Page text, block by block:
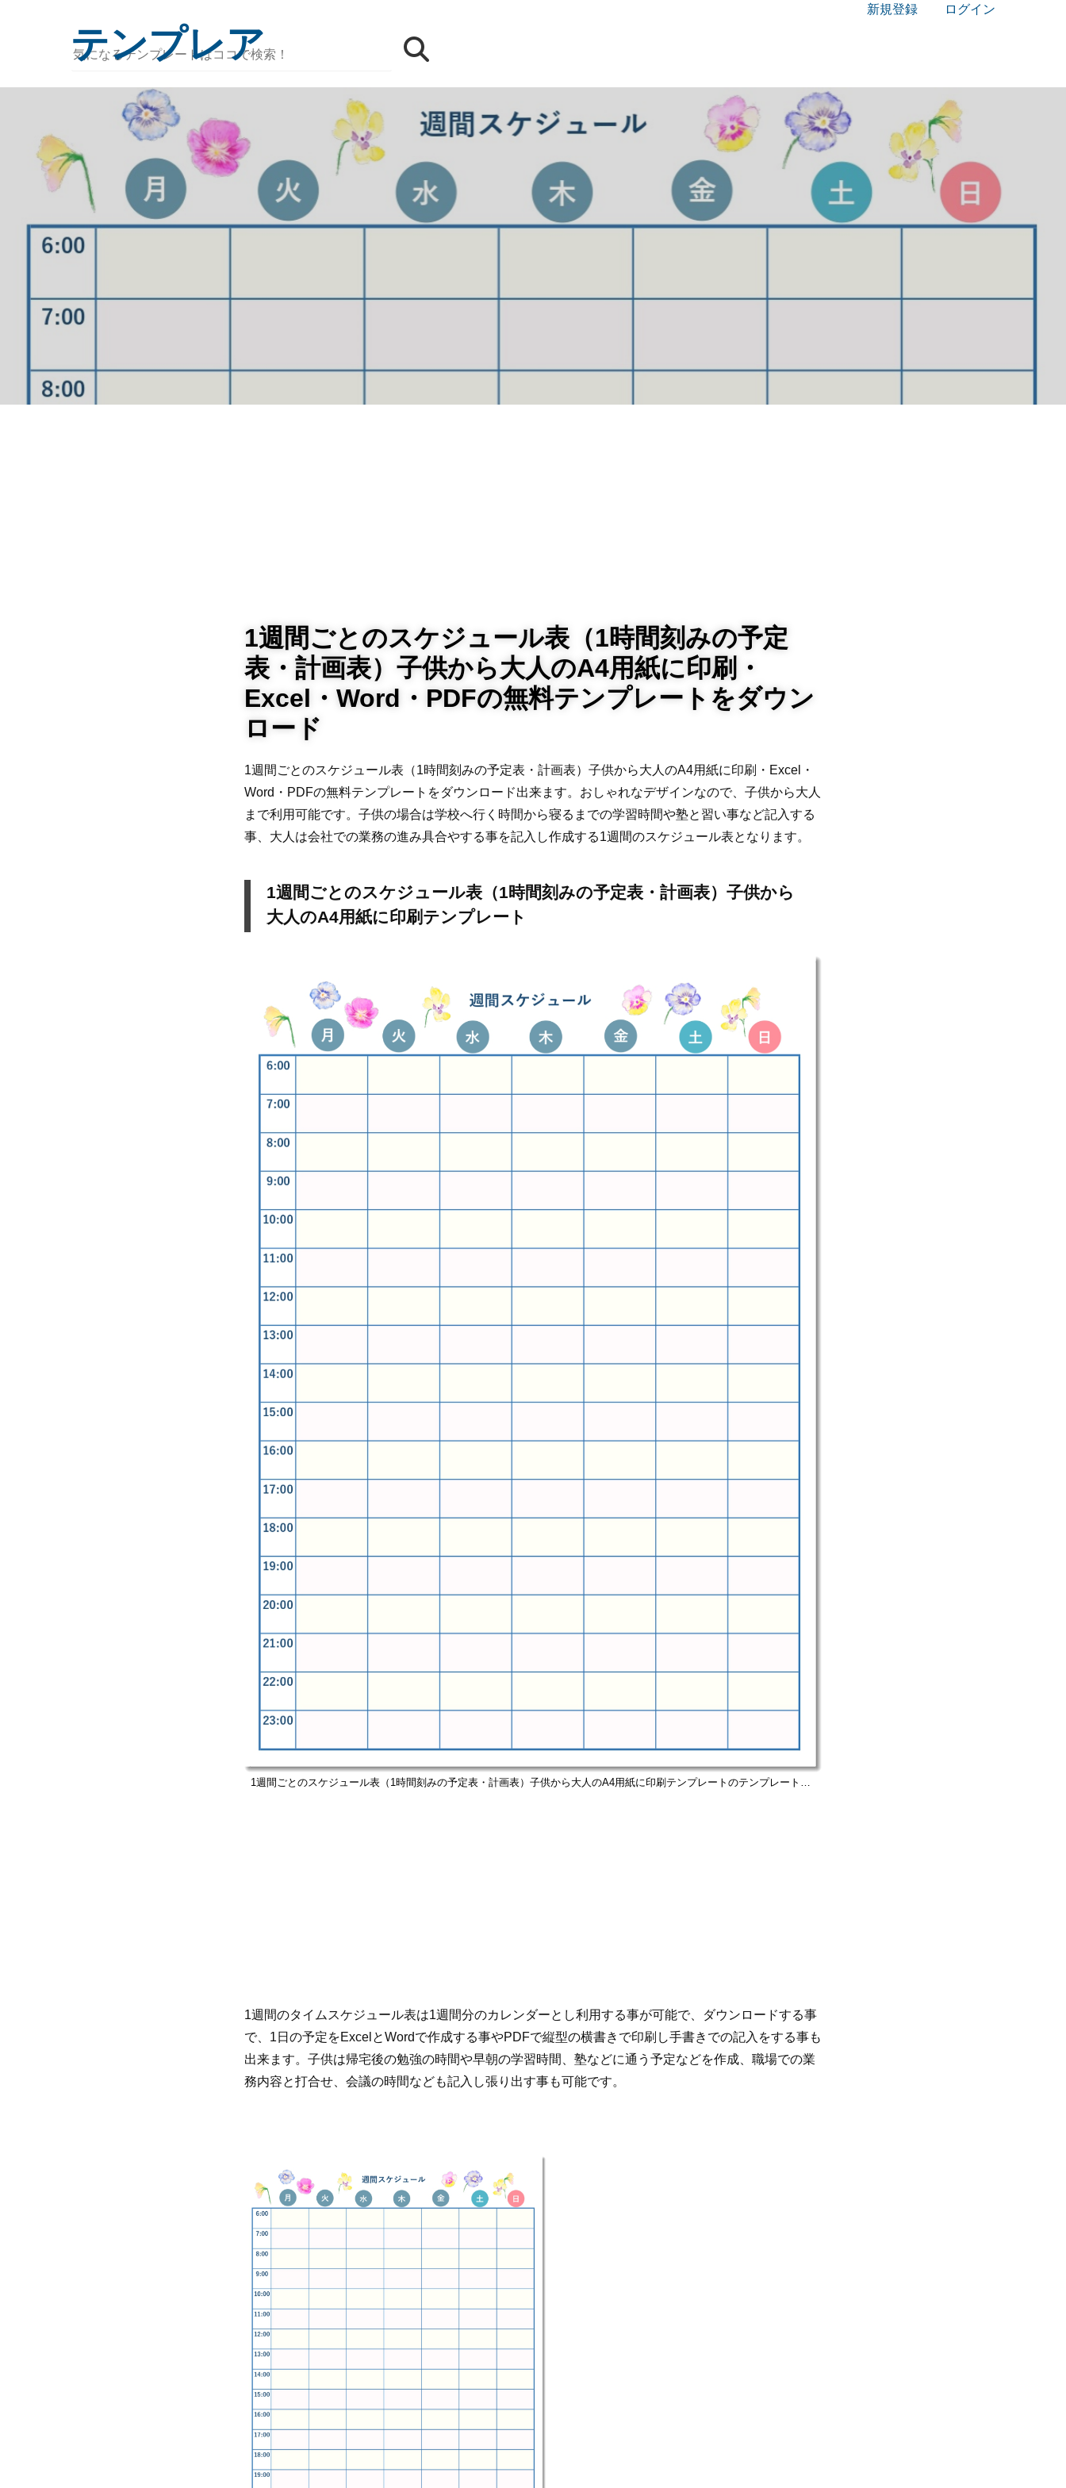
新規登録 ログイン
気
に
プ
は
コ
検
索！
テンプレア
1週間ごとのスケジュール表（1時間刻みの予定
表・計画表）子供から大人のA4用紙に印刷・
Excel・Word・PDFの無料テンプレートをダウン
ロード
1週間ごとのスケジュール表（1時間刻みの予定表・計画表）子供から大人のA4用紙に印刷・Excel・
Word・PDFの無料テンプレートをダウンロード出来ます。おしゃれなデザインなので、子供から大人
まで利用可能です。子供の場合は学校へ行く時間から寝るまでの学習時間や塾と習い事など記入する
事、大人は会社での業務の進み具合やする事を記入し作成する1週間のスケジュール表となります。
1週間ごとのスケジュール表（1時間刻みの予定表・計画表）子供から
大人のA4用紙に印刷テンプレート
1週間ごとのスケジュール表（1時間刻みの予定表・計画表）子供から大人のA4用紙に印刷テンプレートのテンプレートの
1週間のタイムスケジュール表は1週間分のカレンダーとし利用する事が可能で、ダウンロードする事
で、1日の予定をExcelとWordで作成する事やPDFで縦型の横書きで印刷し手書きでの記入をする事も
出来ます。子供は帰宅後の勉強の時間や早朝の学習時間、塾などに通う予定などを作成、職場での業
務内容と打合せ、会議の時間なども記入し張り出す事も可能です。